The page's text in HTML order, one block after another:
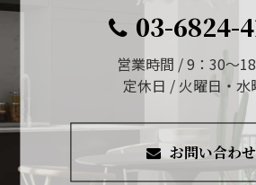
03-6824-
営業時間 / 9：30～
定休日 / 火曜日・水
お問い合わせ